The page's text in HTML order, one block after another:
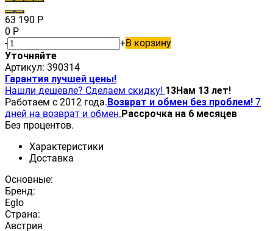
63 190 Р
0 Р
-
+В корзину
Уточняйте
Артикул: 390314
Гарантия лучшей цены!
Нашли дешевле? Сделаем скидку! 13Нам 13 лет!
Работаем с 2012 года.Возврат и обмен без проблем! 7
дней на возврат и обмен.Рассрочка на 6 месяцев
Без процентов.
Характеристики
Доставка
Основные:
Бренд:
Eglo
Страна:
Австрия